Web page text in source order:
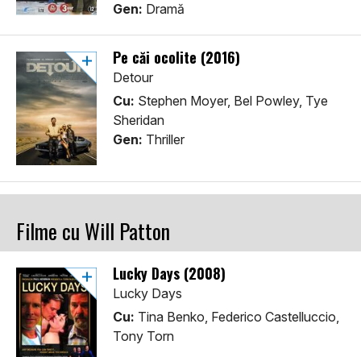
Gen: Dramă
Pe căi ocolite (2016)
Detour
Cu: Stephen Moyer, Bel Powley, Tye
Sheridan
Gen: Thriller
Filme cu Will Patton
Lucky Days (2008)
Lucky Days
Cu: Tina Benko, Federico Castelluccio,
Tony Torn